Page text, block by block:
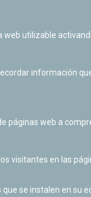
web utilizable
información
páginas web a
visitantes en las
que se instalen en su